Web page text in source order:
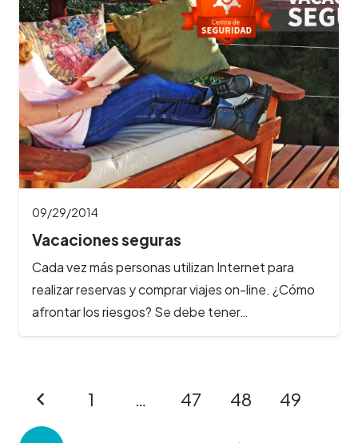
09/29/2014
Vacaciones seguras
Cada vez más personas utilizan Internet para
realizar reservas y comprar viajes on-line. ¿Cómo
afrontar los riesgos? Se debe tener…
1 … 47 48 49